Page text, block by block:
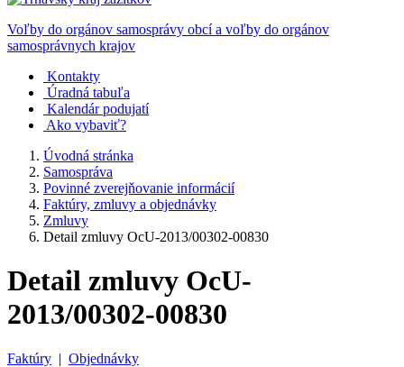
Voľby do orgánov samosprávy obcí a voľby do orgánov
samosprávnych krajov
Kontakty
Úradná tabuľa
Kalendár podujatí
Ako vybaviť?
Úvodná stránka
Samospráva
Povinné zverejňovanie informácií
Faktúry, zmluvy a objednávky
Zmluvy
Detail zmluvy OcU-2013/00302-00830
Detail zmluvy OcU-
2013/00302-00830
Faktúry | Objednávky